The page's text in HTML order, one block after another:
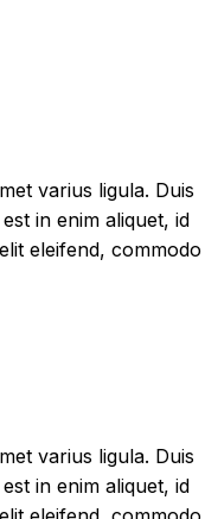
varius ligula. Duis
in enim aliquet, id
eleifend, commodo
varius ligula. Duis
in enim aliquet, id